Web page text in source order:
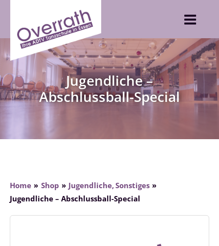
content
Jugendliche –
Abschlussball-Special
Home Shop Jugendliche Sonstiges
Jugendliche – Abschlussball-Special